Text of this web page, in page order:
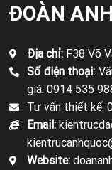
ĐOÀN
Địa chỉ: F38 Võ
Số điện thoại:
giá: 0914 535
Tư vấn thiết kế:
Email:
Website: